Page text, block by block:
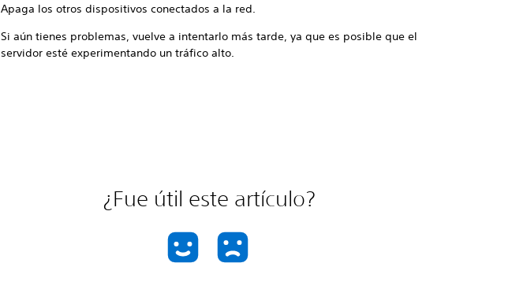
Apaga los otros dispositivos conectados a la red.
Si aún tienes problemas, vuelve a intentarlo más tarde, ya que es posible que el
servidor esté experimentando un tráfico alto.
¿Fue útil este artículo?